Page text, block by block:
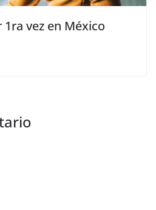
vez en México